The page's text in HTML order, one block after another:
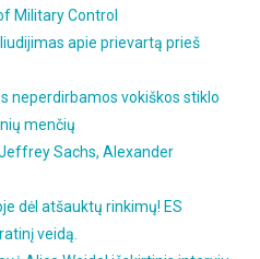
Military Control
apie prievartą prieš
neperdirbamos vokiškos stiklo
menčių
Sachs, Alexander
dėl atšauktų rinkimų! ES
veidą.